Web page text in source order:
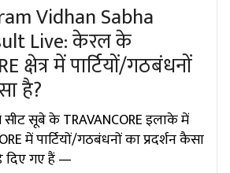
Vidhan Sabha
Live: केरल के
क्षेत्र में पार्टियों/गठबंधनों
है?
सूबे के TRAVANCORE इलाके में
में पार्टियों/गठबंधनों का प्रदर्शन कैसा
दिए गए हैं —